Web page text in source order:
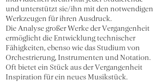
und unterstützt sie/ihn mit den notwendigen
Werkzeugen für ihren Ausdruck.
Die Analyse großer Werke der Vergangenheit
ermöglicht die Entwicklung technischer
Fähigkeiten, ebenso wie das Studium von
Orchestrierung, Instrumenten und Notation.
Oft bietet ein Stück aus der Vergangenheit
Inspiration für ein neues Musikstück.